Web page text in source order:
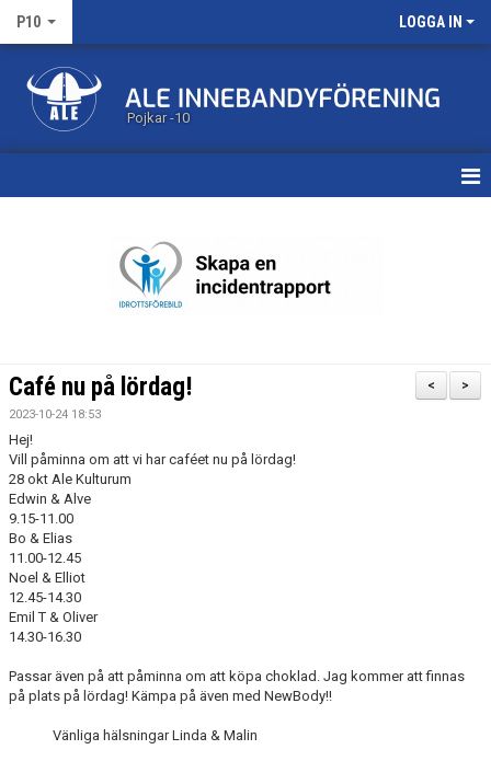
P10 LOGGA IN
Pojkar -10
BILDGALLERI
DOKUMENT
NYHETSARKIV
>
<
Café nu på lördag!
2023-10-24 18:53
Hej!
Vill påminna om att vi har caféet nu på lördag!
28 okt Ale Kulturum
Edwin & Alve
9.15-11.00
Bo & Elias
11.00-12.45
Noel & Elliot
12.45-14.30
Emil T & Oliver
14.30-16.30
Passar även på att påminna om att köpa choklad. Jag kommer att finnas
på plats på lördag! Kämpa på även med NewBody!!
Vänliga hälsningar Linda & Malin